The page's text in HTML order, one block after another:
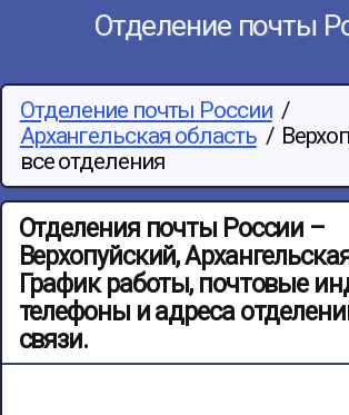
Отделение почты
Отделение почты России /
Архангельская область /
все отделения
Отделения почты России –
Верхопуйский,
График работы, почтовые
телефоны и адреса
связи.